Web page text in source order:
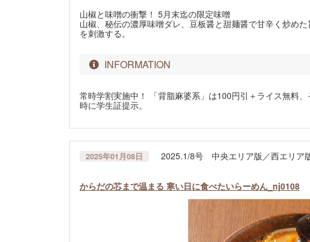
山椒と味噌の衝撃！ 5月末迄の限定味噌
山椒、秘伝の濃厚味噌ダレ、豆板醤と甜麺醤で甘辛く炒め
を刺激する。
INFORMATION
常時学割実施中！ 「背脂麻婆系」は100円引＋ライス無料
時に学生証提示。
2025年01月08日 2025.1/8号 中央エリア版／西エリア
からだの芯まで温まる 寒い日に食べたいらーめん_nj0108